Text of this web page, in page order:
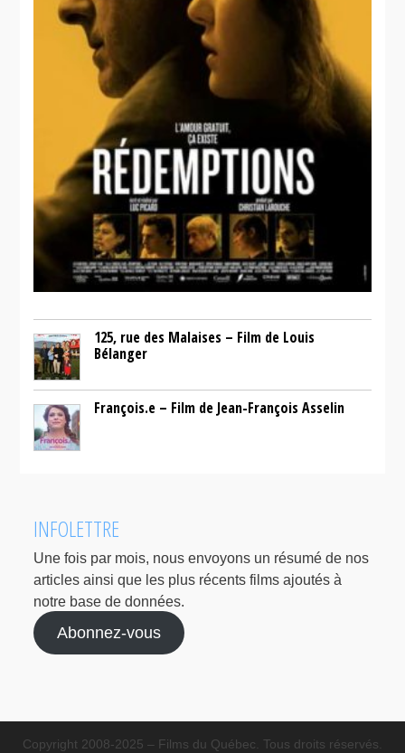
125, rue des Malaises – Film de Louis
Bélanger
François.e – Film de Jean-François Asselin
INFOLETTRE
Une fois par mois, nous envoyons un résumé de nos
articles ainsi que les plus récents films ajoutés à
notre base de données.
Abonnez-vous
Copyright 2008-2025 – Films du Québec. Tous droits réservés.